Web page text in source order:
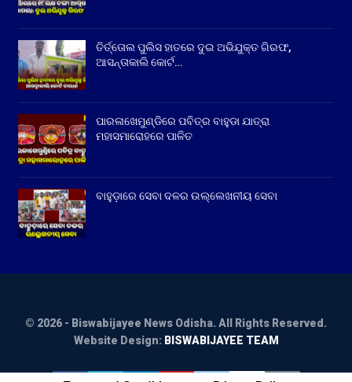
ତିର୍ତ୍ତୋଲ ପୁଲିସ ହାତରେ ଦୁଇ ଅଭିଯୁକ୍ତ ଗିରଫ,
ଆସନ୍ତାକାଲି କୋର୍ଟ…
ପାରଳାଖେମୁଣ୍ଡିରେ ପବିତ୍ର ବାହୁଡା ଯାତ୍ରା
ମହାସମାରୋହରେ ପାଳିତ
ବାହୁଡ଼ାରେ ସେବା ଦଳର ଉଲ୍ଲେଖନୀୟ ସେବା
© 2026 - Biswabijayee News Odisha. All Rights Reserved.
Website Design: BISWABIJAYEE TEAM